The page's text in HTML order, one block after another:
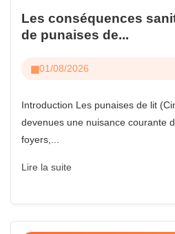
Les conséquences
de punaises de...
01/08/2026
Introduction Les punaises de lit
devenues une nuisance courante
foyers,...
Lire la suite